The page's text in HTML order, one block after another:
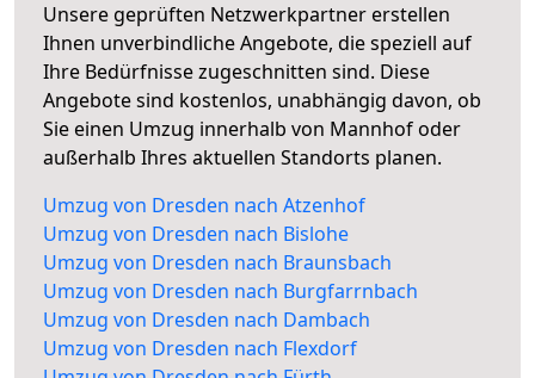
Unsere geprüften Netzwerkpartner erstellen
Ihnen unverbindliche Angebote, die speziell auf
Ihre Bedürfnisse zugeschnitten sind. Diese
Angebote sind kostenlos, unabhängig davon, ob
Sie einen Umzug innerhalb von Mannhof oder
außerhalb Ihres aktuellen Standorts planen.
Umzug von Dresden nach Atzenhof
Umzug von Dresden nach Bislohe
Umzug von Dresden nach Braunsbach
Umzug von Dresden nach Burgfarrnbach
Umzug von Dresden nach Dambach
Umzug von Dresden nach Flexdorf